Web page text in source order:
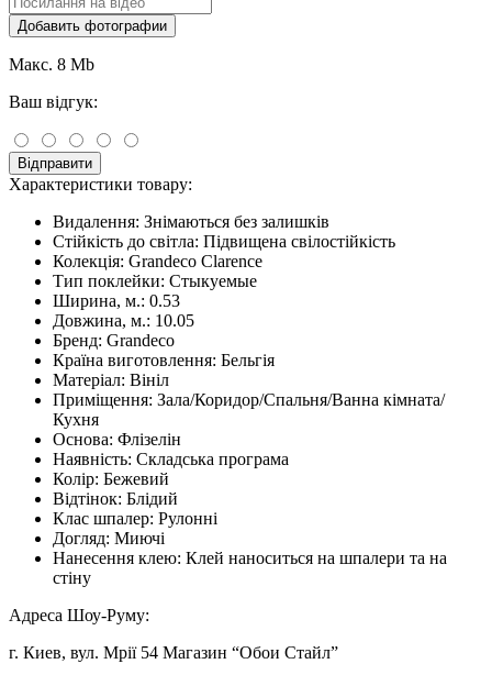
Добавить фотографии
Макс. 8 Mb
Ваш відгук:
Відправити
Характеристики товару:
Видалення: Знімаються без залишків
Стійкість до світла: Підвищена свілостійкість
Колекція: Grandeco Clarence
Тип поклейки: Стыкуемые
Ширина, м.: 0.53
Довжина, м.: 10.05
Бренд: Grandeco
Країна виготовлення: Бельгія
Матеріал: Вініл
Приміщення: Зала/Коридор/Спальня/Ванна кімната/
Кухня
Основа: Флізелін
Наявність: Складська програма
Колір: Бежевий
Відтінок: Блідий
Клас шпалер: Рулонні
Догляд: Миючі
Нанесення клею: Клей наноситься на шпалери та на
стіну
Адреса Шоу-Руму:
г. Киев, вул. Мрії 54 Магазин “Обои Стайл”